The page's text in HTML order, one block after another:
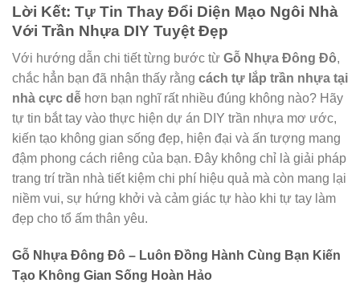
Lời Kết: Tự Tin Thay Đổi Diện Mạo Ngôi Nhà
Với Trần Nhựa DIY Tuyệt Đẹp
Với hướng dẫn chi tiết từng bước từ Gỗ Nhựa Đông Đô,
chắc hẳn bạn đã nhận thấy rằng cách tự lắp trần nhựa tại
nhà cực dễ hơn bạn nghĩ rất nhiều đúng không nào? Hãy
tự tin bắt tay vào thực hiện dự án DIY trần nhựa mơ ước,
kiến tạo không gian sống đẹp, hiện đại và ấn tượng mang
đậm phong cách riêng của bạn. Đây không chỉ là giải pháp
trang trí trần nhà tiết kiệm chi phí hiệu quả mà còn mang lại
niềm vui, sự hứng khởi và cảm giác tự hào khi tự tay làm
đẹp cho tổ ấm thân yêu.
Gỗ Nhựa Đông Đô – Luôn Đồng Hành Cùng Bạn Kiến
Tạo Không Gian Sống Hoàn Hảo